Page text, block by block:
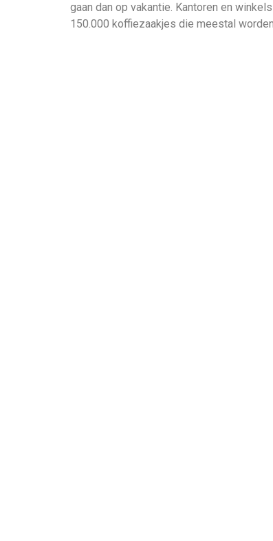
gaan dan op vakantie. Kantoren en
150.000 koffiezaakjes die meestal